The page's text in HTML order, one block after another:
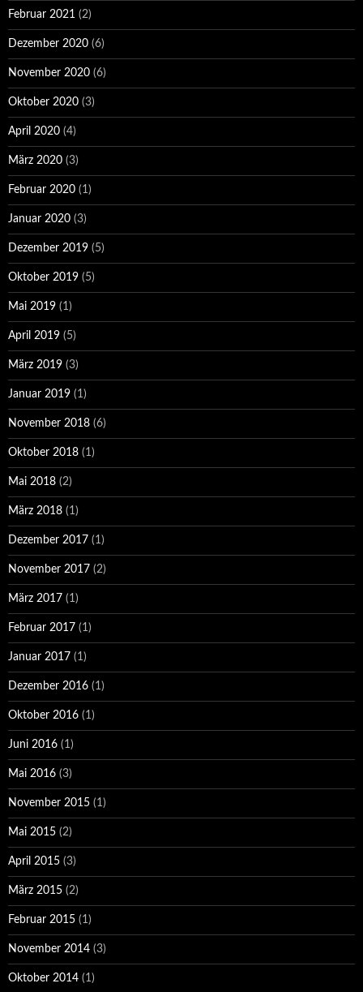
Februar 2021 (2)
Dezember 2020 (6)
November 2020 (6)
Oktober 2020 (3)
April 2020 (4)
März 2020 (3)
Februar 2020 (1)
Januar 2020 (3)
Dezember 2019 (5)
Oktober 2019 (5)
Mai 2019 (1)
April 2019 (5)
März 2019 (3)
Januar 2019 (1)
November 2018 (6)
Oktober 2018 (1)
Mai 2018 (2)
März 2018 (1)
Dezember 2017 (1)
November 2017 (2)
März 2017 (1)
Februar 2017 (1)
Januar 2017 (1)
Dezember 2016 (1)
Oktober 2016 (1)
Juni 2016 (1)
Mai 2016 (3)
November 2015 (1)
Mai 2015 (2)
April 2015 (3)
März 2015 (2)
Februar 2015 (1)
November 2014 (3)
Oktober 2014 (1)